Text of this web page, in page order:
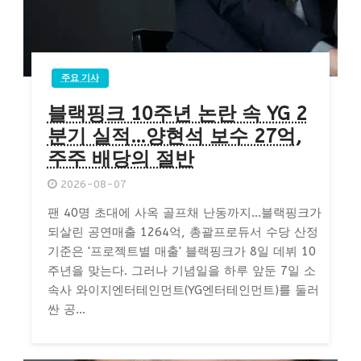
주요 기사
블랙핑크 10주년 논란 속 YG 2
분기 실적…양현석 보수 27억,
주주 배당의 절반
2026-08-07
팬 40명 초대에 사옥 골프채 난동까지…블랙핑크가
되살린 공연매출 1264억, 총괄프로듀서 수당 산정
기준은 '프로젝트별 매출' 블랙핑크가 8일 데뷔 10
주년을 맞는다. 그러나 기념일을 하루 앞둔 7일 소
속사 와이지엔터테인먼트(YG엔터테인먼트)를 둘러
싼 공...